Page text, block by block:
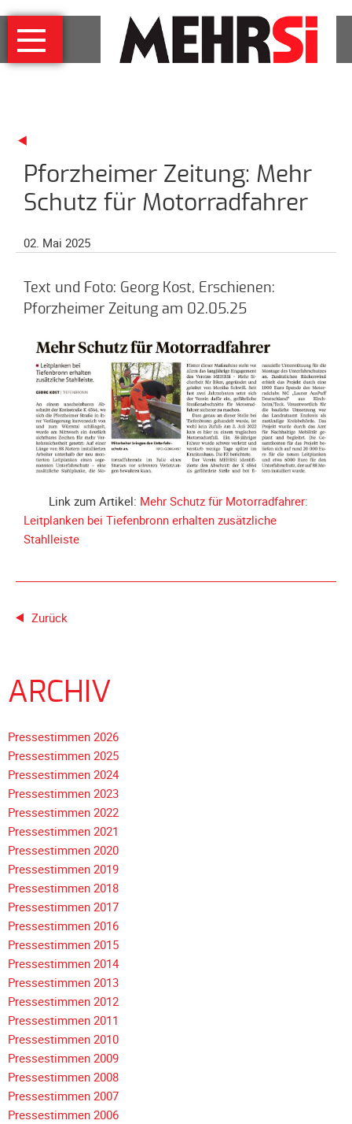
Navigation
überspringen
MEHRSi
Wer
Ziel
und
Strategie
Schirmherrschaft
MEHRSi
Spendenkonto
Förderer
werden
Fördererdaten
ändern
Gewerbliche
Flyer
+
Infokarte
Info/Presse
Unterfahrschutz
-
Erfolge
Unterfahrschutz
-
Technik
Unterfahrschutz
-
Kompatibilität
Unterfahrschutz
mit
in
Absenkung
Streckensicherung
Meldeformular
Flex.
Kurvenleittafel
Pforzheimer Zeitung: Mehr
Schutz für Motorradfahrer
02. Mai 2025
Text und Foto: Georg Kost, Erschienen:
Pforzheimer Zeitung am 02.05.25
Link zum Artikel: Mehr Schutz für Motorradfahrer:
Leitplanken bei Tiefenbronn erhalten zusätzliche
Stahlleiste
Zurück
ARCHIV
Pressestimmen 2026
Pressestimmen 2025
Pressestimmen 2024
Pressestimmen 2023
Pressestimmen 2022
Pressestimmen 2021
Pressestimmen 2020
Pressestimmen 2019
Pressestimmen 2018
Navigation
überspringen
Pressestimmen 2017
Pressestimmen 2016
Pressestimmen 2015
Pressestimmen 2014
Pressestimmen 2013
Pressestimmen 2012
Pressestimmen 2011
Pressestimmen 2010
Pressestimmen 2009
Pressestimmen 2008
Pressestimmen 2007
Pressestimmen 2006